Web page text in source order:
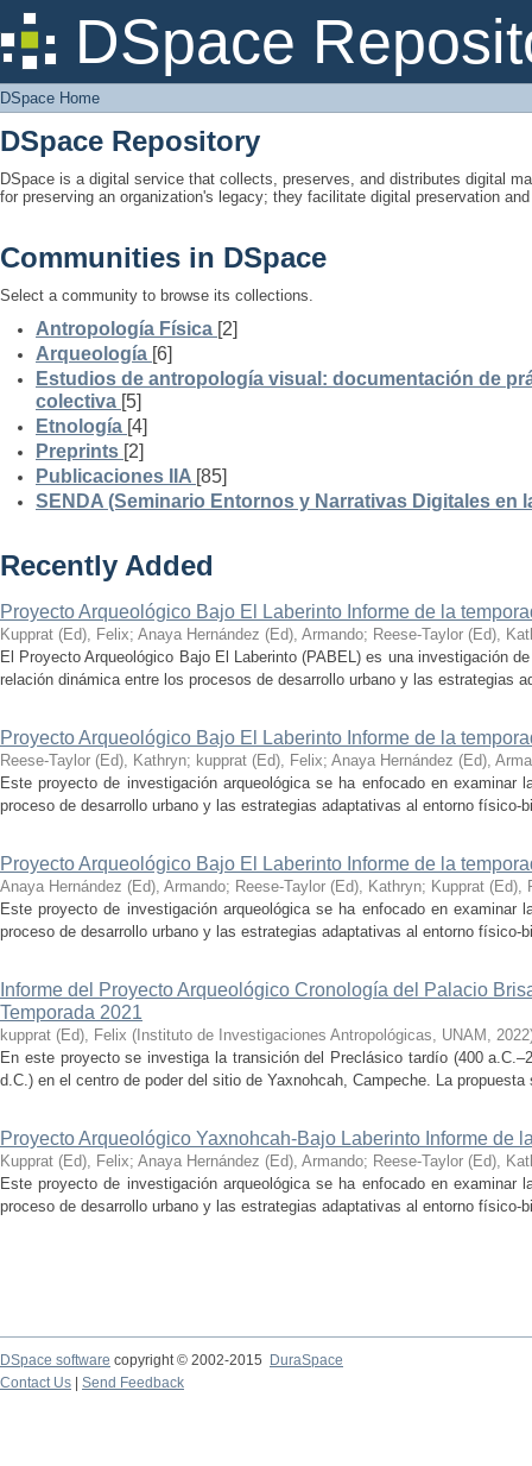
DSpace
DSpace Home
DSpace Home
DSpace Repository
DSpace is a digital service that collects, preserves, and distributes digital
for preserving an organization's legacy; they facilitate digital preservation
Communities in DSpace
Select a community to browse its collections.
Antropología Física [2]
Arqueología [6]
Estudios de antropología visual: documentación de
colectiva [5]
Etnología [4]
Preprints [2]
Publicaciones IIA [85]
SENDA (Seminario Entornos y Narrativas Digitales en
Recently Added
Proyecto Arqueológico Bajo El Laberinto Informe de la
Kupprat (Ed), Felix; Anaya Hernández (Ed), Armando; Reese-Taylor (Ed),
El Proyecto Arqueológico Bajo El Laberinto (PABEL) es una investigación
relación dinámica entre los procesos de desarrollo urbano y las estrategias
Proyecto Arqueológico Bajo El Laberinto Informe de la
Reese-Taylor (Ed), Kathryn; kupprat (Ed), Felix; Anaya Hernández (Ed),
Este proyecto de investigación arqueológica se ha enfocado en examinar
proceso de desarrollo urbano y las estrategias adaptativas al entorno físico-
Proyecto Arqueológico Bajo El Laberinto Informe de la
Anaya Hernández (Ed), Armando; Reese-Taylor (Ed), Kathryn; Kupprat (Ed),
Este proyecto de investigación arqueológica se ha enfocado en examinar
proceso de desarrollo urbano y las estrategias adaptativas al entorno físico-
Informe del Proyecto Arqueológico Cronología del Palacio
Temporada 2021
kupprat (Ed), Felix ( Instituto de Investigaciones Antropológicas, UNAM , 2022
En este proyecto se investiga la transición del Preclásico tardío (400
d.C.) en el centro de poder del sitio de Yaxnohcah, Campeche. La
Proyecto Arqueológico Yaxnohcah-Bajo Laberinto Informe de
Kupprat (Ed), Felix; Anaya Hernández (Ed), Armando; Reese-Taylor (Ed),
Este proyecto de investigación arqueológica se ha enfocado en examinar
proceso de desarrollo urbano y las estrategias adaptativas al entorno físico-
DSpace software copyright © 2002-2015
DuraSpace
Contact Us
Send Feedback